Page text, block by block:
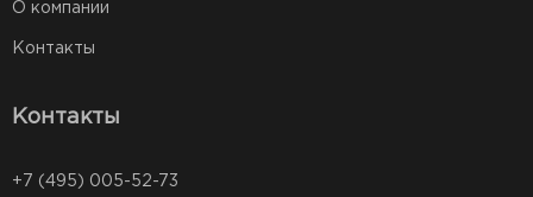
О компании
Контакты
Контакты
+7 (495) 005-52-73